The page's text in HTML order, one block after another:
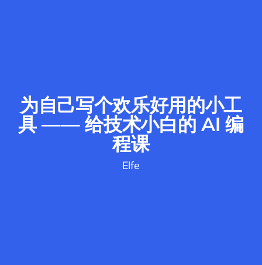
为自己写个欢乐好用的小工
具 —— 给技术小白的 AI 编
程课
Elfe